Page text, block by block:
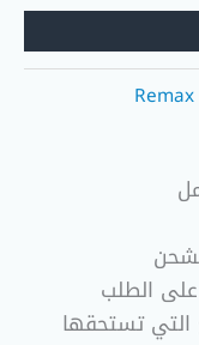
Remax
الطلب
التي تستحقها